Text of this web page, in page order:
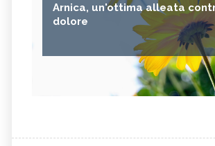
Arnica, un'ottima alleata
dolore